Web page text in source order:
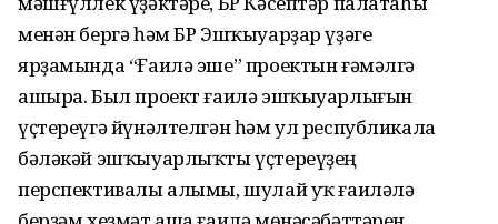
менән бергә һәм БР Эшҡыуарҙар үҙәге
ярҙамында “Ғаилә эше” проектын ғәмәлгә
ашыра. Был проект ғаилә эшҡыуарлығын
үҫтереүгә йүнәлтелгән һәм ул республикала
бәләкәй эшҡыуарлыҡты үҫтереүҙең
перспективалы алымы, шулай уҡ ғаиләлә